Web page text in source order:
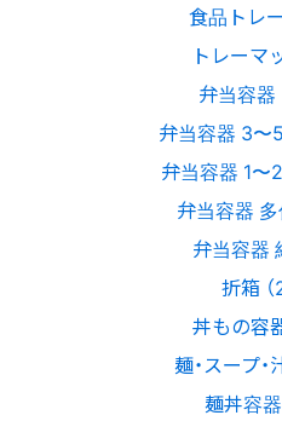
食品トレー
トレーマ
弁当容器
弁当容器 3〜5
弁当容器 1〜2
弁当容器 多
弁当容器
折箱 （
丼もの容
麺・スープ・
麺丼容器